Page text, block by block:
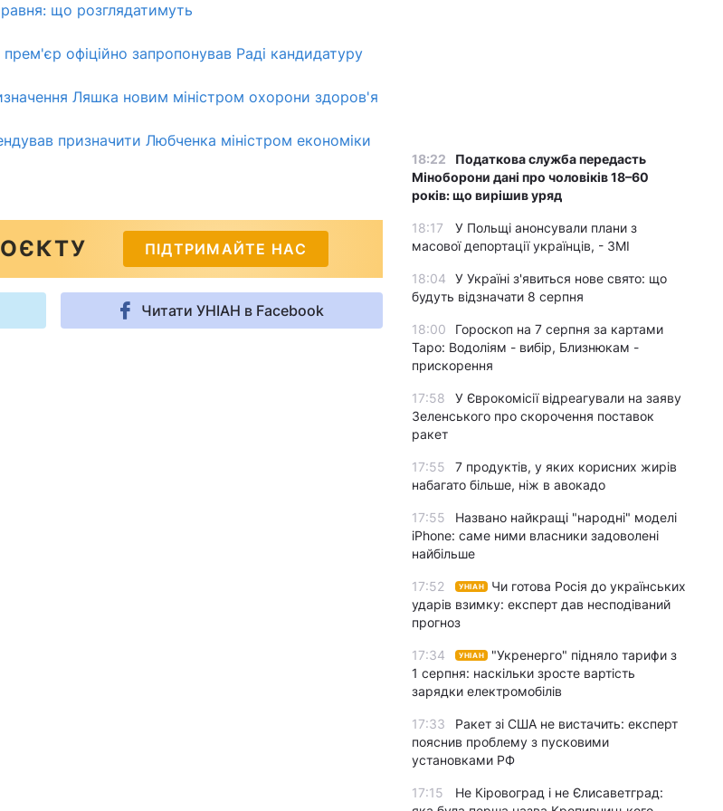
що розглядатимуть
офіційно запропонував Раді кандидатуру
Ляшка новим міністром охорони здоров'я
призначити Любченка міністром економіки
ПІДТРИМАЙТЕ НАС
Читати УНІАН в Facebook
18:22
Податкова служба передасть
Міноборони дані про чоловіків 18–60
років: що вирішив уряд
18:17
У Польщі анонсували плани з
масової депортації українців, - ЗМІ
18:04
У Україні з'явиться нове свято: що
будуть відзначати 8 серпня
18:00
Гороскоп на 7 серпня за картами
Таро: Водоліям - вибір, Близнюкам -
прискорення
17:58
У Єврокомісії відреагували на заяву
Зеленського про скорочення поставок
ракет
17:55
7 продуктів, у яких корисних жирів
набагато більше, ніж в авокадо
17:55
Названо найкращі "народні" моделі
iPhone: саме ними власники задоволені
найбільше
17:52 УНІАН
Чи готова Росія до українських
ударів взимку: експерт дав несподіваний
прогноз
17:34 УНІАН
"Укренерго" підняло тарифи з
1 серпня: наскільки зросте вартість
зарядки електромобілів
17:33
Ракет зі США не вистачить: експерт
пояснив проблему з пусковими
установками РФ
17:15
Не Кіровоград і не Єлисаветград: